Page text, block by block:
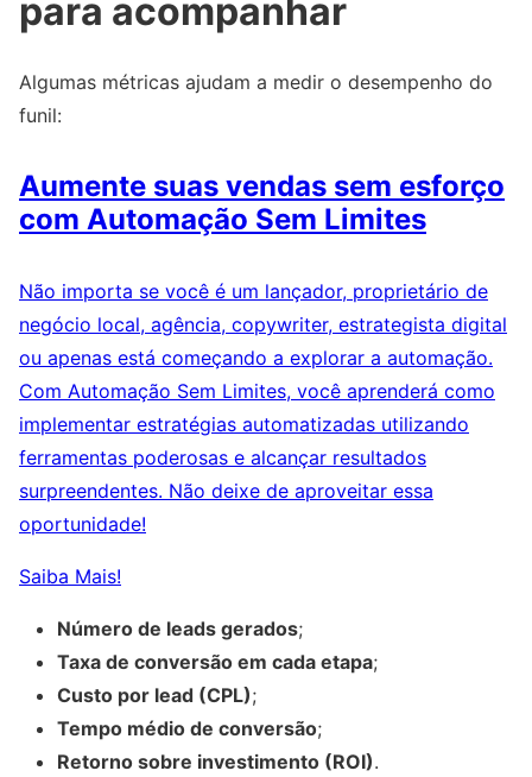
para acompanhar
Algumas métricas ajudam a medir o desempenho do
funil:
Aumente suas vendas sem esforço
com Automação Sem Limites
Não importa se você é um lançador, proprietário de
negócio local, agência, copywriter, estrategista digital
ou apenas está começando a explorar a automação.
Com Automação Sem Limites, você aprenderá como
implementar estratégias automatizadas utilizando
ferramentas poderosas e alcançar resultados
surpreendentes. Não deixe de aproveitar essa
oportunidade!
Saiba Mais!
Número de leads gerados;
Taxa de conversão em cada etapa;
Custo por lead (CPL);
Tempo médio de conversão;
Retorno sobre investimento (ROI).